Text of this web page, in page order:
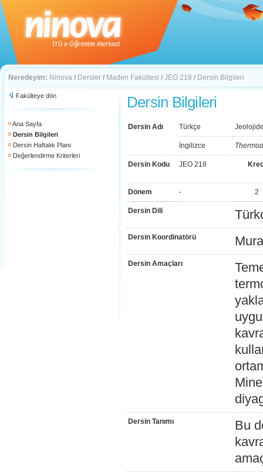
Neredeyim: Ninova / Dersler / Maden Fakültesi / JEO 218 / Dersin Bilgileri
Fakülteye dön
Ana Sayfa
Dersin Bilgileri
Dersin Haftalık Planı
Değerlendirme Kriterleri
Dersin Bilgileri
Dersin Adı Türkçe
İngilizce
Dersin Kodu JEO 218
Dönem - 2
Dersin Dili
Dersin Koordinatörü
Dersin Amaçları
Dersin Tanımı
Bu